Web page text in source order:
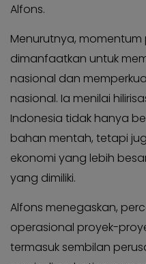
Alfons.
Menurutnya,
dimanfaatkan untuk
nasional dan
nasional. Ia menilai
Indonesia tidak hanya
bahan mentah, tetapi
ekonomi yang lebih
yang dimiliki.
Alfons menegaskan,
operasional proyek-
termasuk sembilan